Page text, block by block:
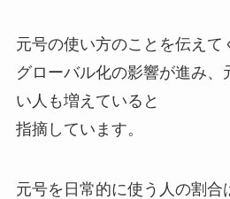
元号の使い方のことを伝えて
グローバル化の影響が進み、
い人も増えている と
指摘しています。
元号を日常的に使う人の割合